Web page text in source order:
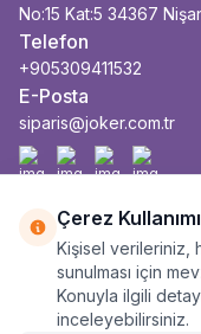
No:15 Kat:5 34367
Telefon
+905309411532
E-Posta
siparis@joker.com.tr
Facebook
İnstagram
Youtube
Çerez Kullanımı
Kişisel verileriniz,
sunulması için
Konuyla ilgili
inceleyebilirsiniz.